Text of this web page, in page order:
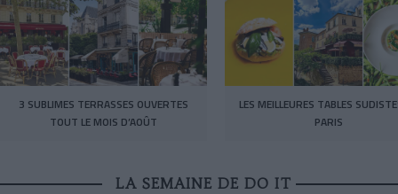
3 SUBLIMES TERRASSES OUVERTES
TOUT LE MOIS D’AOÛT
LES MEILLEURES TABLES
PARIS
LA SEMAINE DE DO IT